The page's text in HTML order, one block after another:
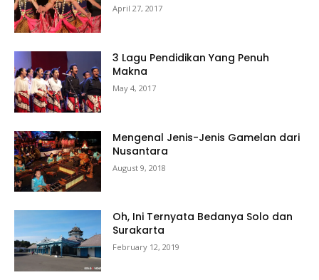
April 27, 2017
3 Lagu Pendidikan Yang Penuh
Makna
May 4, 2017
Mengenal Jenis-Jenis Gamelan dari
Nusantara
August 9, 2018
Oh, Ini Ternyata Bedanya Solo dan
Surakarta
February 12, 2019